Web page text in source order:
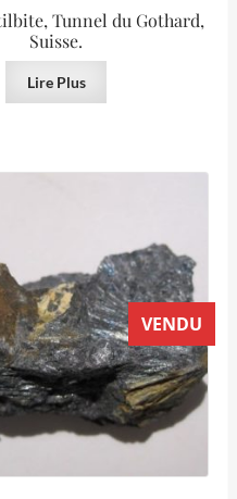
Tunnel du Gothard,
Suisse.
Lire Plus
VENDU